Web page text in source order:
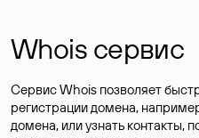
Whois сервис
Сервис Whois позволяет
регистрации домена,
домена, или узнать контакты,